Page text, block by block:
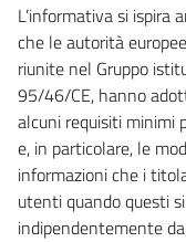
L’informativa si ispira
che le autorità
riunite nel Gruppo
95/46/CE, hanno
alcuni requisiti minimi
e, in particolare, le
informazioni che i
utenti quando questi
indipendentemente